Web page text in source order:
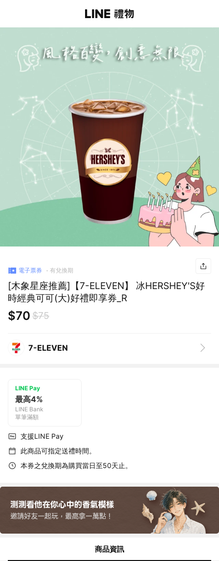
電子票券 有兌換期
[木象星座推薦]【7-ELEVEN】 冰HERSHEY'S好
時經典可可(大)好禮即享券_R
$70 $75
7-ELEVEN
LINE Pay
最高4%
LINE Bank
單筆滿額
支援LINE Pay
此商品可指定送禮時間。
本券之兌換期為購買當日至50天止。
商品資訊